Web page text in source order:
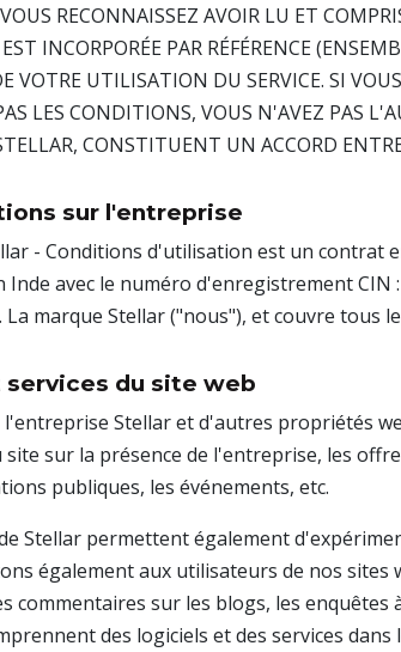
RECONNAISSEZ AVOIR LU ET
INCORPORÉE PAR RÉFÉRENCE
VOTRE UTILISATION DU SERVICE. SI
LES CONDITIONS, VOUS N'AVEZ PAS
CONSTITUENT UN ACCORD
sur l'entreprise
- Conditions d'utilisation est un
avec le numéro d'enregistrement CIN
La marque Stellar ("nous"), et couvre
du site web
l'entreprise Stellar et d'autres propriétés
sur la présence de l'entreprise, les
publiques, les événements, etc.
Stellar permettent également
également aux utilisateurs de nos sites
commentaires sur les blogs, les enquêtes
des logiciels et des services